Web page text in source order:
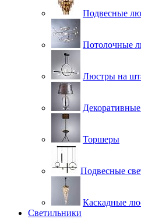
Подвесные
Потолочные
Люстры на
Торшеры
Подвесные
Каскадные
Светильники